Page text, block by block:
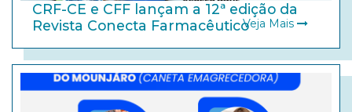
CRF-CE e CFF lançam a 12ª edição da
Revista Conecta FarmacêuticoVeja Mais